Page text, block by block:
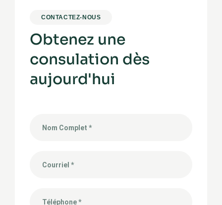
CONTACTEZ-NOUS
Obtenez une
consulation dès
aujourd'hui